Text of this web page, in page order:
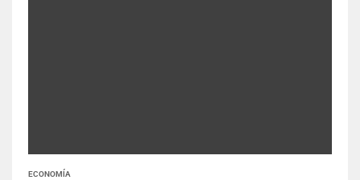
ECONOMÍA